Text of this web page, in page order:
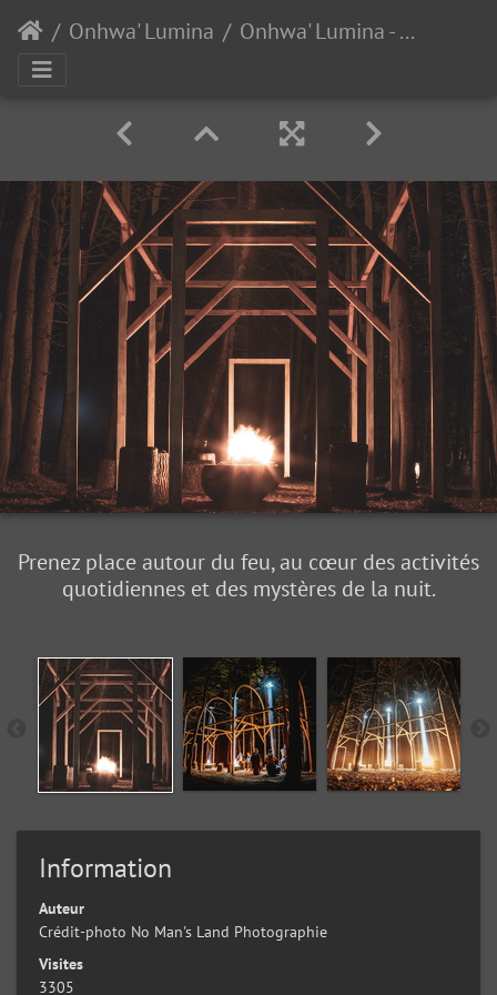
Onhwa' Lumina Onhwa' Lumina - Zone maison longue
Prenez place autour du feu, au cœur des activités
quotidiennes et des mystères de la nuit.
Information
Auteur
Crédit-photo No Man's Land Photographie
Visites
3305